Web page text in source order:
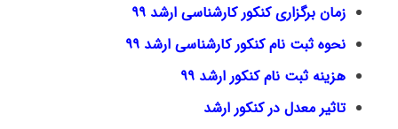
زمان برگزاری کنکور کارشناسی ارشد ۹۹
نحوه ثبت نام کنکور کارشناسی ارشد ۹۹
هزینه ثبت نام کنکور ارشد ۹۹
تاثیر معدل در کنکور ارشد